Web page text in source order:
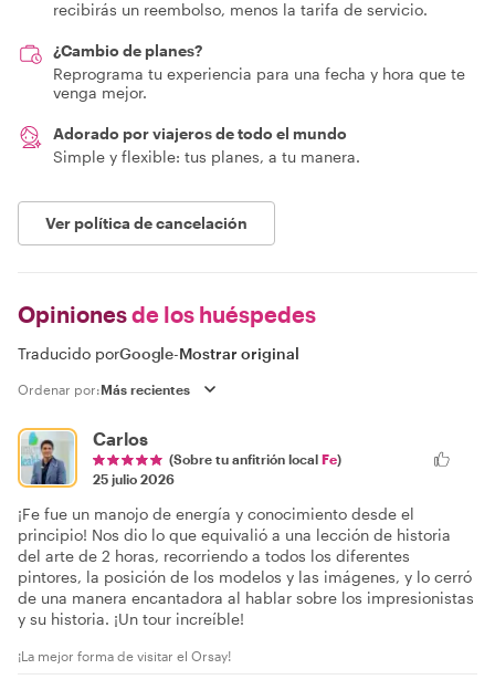
recibirás un reembolso, menos la tarifa de servicio.
¿Cambio de planes?
Reprograma tu experiencia para una fecha y hora que te
venga mejor.
Adorado por viajeros de todo el mundo
Simple y flexible: tus planes, a tu manera.
Ver política de cancelación
Opinionesde los huéspedes
Traducido porGoogle-Mostrar original
Ordenar por:
Carlos
(Sobre tu anfitrión local Fe)
25 julio 2026
¡Fe fue un manojo de energía y conocimiento desde el
principio! Nos dio lo que equivalió a una lección de historia
del arte de 2 horas, recorriendo a todos los diferentes
pintores, la posición de los modelos y las imágenes, y lo cerró
de una manera encantadora al hablar sobre los impresionistas
y su historia. ¡Un tour increíble!
¡La mejor forma de visitar el Orsay!